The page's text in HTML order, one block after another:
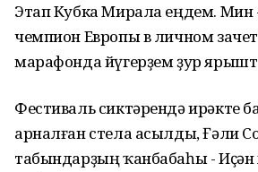
Этап Кубка Мирала еңдем. Мин
чемпион Европы в личном
марафонда йүгерҙем ҙур
Фестиваль сиктәрендә ирәкте
арналған стела асылды, Ғәли
табындарҙың ҡанбабаһы -